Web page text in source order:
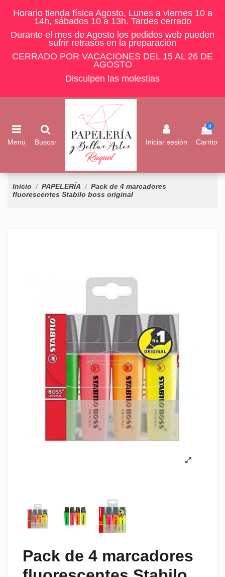
Horario tienda física Agosto, Lunes a viernes 10 a
14h, sábados 10 a 13h. Tardes cerrado
Durante el mes de Agosto los pedidos web pueden
sufrir retrasos en la preparación
CERRADO POR VACACIONES DEL 15 AL 26 DE
AGOSTO
Disculpen las molestias
Menu Buscar Iniciar sesión
0
Carrito
Inicio PAPELERÍA
Pack de 4 marcadores
fluorescentes Stabilo boss original
Pack de 4 marcadores